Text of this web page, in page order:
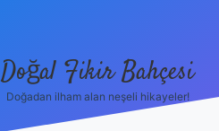
Doğal Fikir Bahçesi
Doğadan ilham alan neşeli hikayeler!